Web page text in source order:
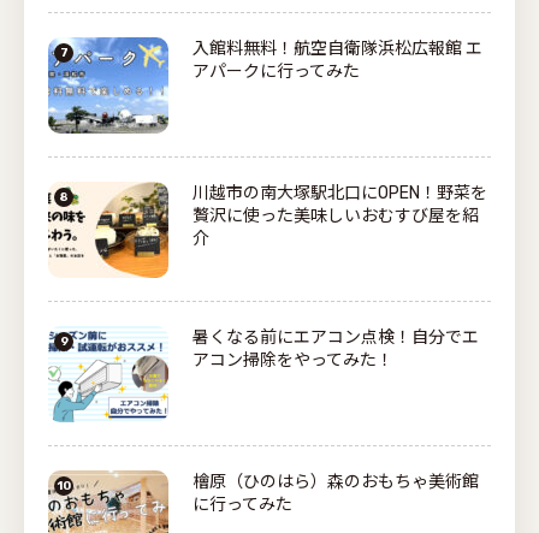
入館料無料！航空自衛隊浜松広報館 エ
アパークに行ってみた
川越市の南大塚駅北口にOPEN！野菜を
贅沢に使った美味しいおむすび屋を紹
介
暑くなる前にエアコン点検！自分でエ
アコン掃除をやってみた！
檜原（ひのはら）森のおもちゃ美術館
に行ってみた